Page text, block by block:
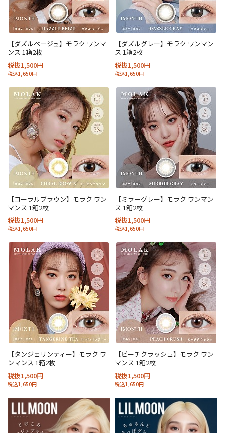
【ダズルベージュ】モラク ワンマ
ンス 1箱2枚
税抜1,500円
税込1,650円
【ダズルグレー】モラク ワンマン
ス 1箱2枚
税抜1,500円
税込1,650円
【コーラルブラウン】モラク ワン
マンス 1箱2枚
税抜1,500円
税込1,650円
【ミラーグレー】モラク ワンマン
ス 1箱2枚
税抜1,500円
税込1,650円
【タンジェリンティー】モラク ワ
ンマンス 1箱2枚
税抜1,500円
税込1,650円
【ピーチクラッシュ】モラク ワン
マンス 1箱2枚
税抜1,500円
税込1,650円